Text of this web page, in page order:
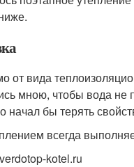
от вида
мною, чтобы вода не
начал бы терять
всегда
kotel.ru